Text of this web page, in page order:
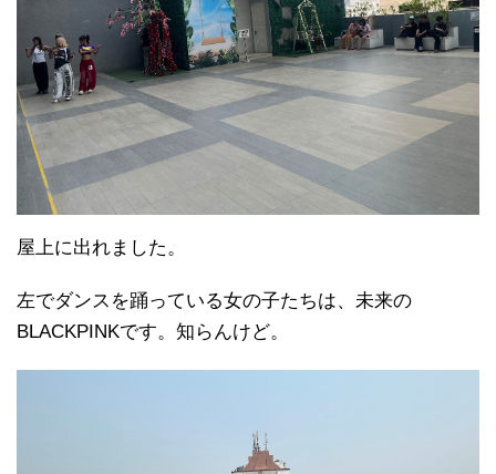
屋上に出れました。
左でダンスを踊っている女の子たちは、未来の
BLACKPINKです。知らんけど。